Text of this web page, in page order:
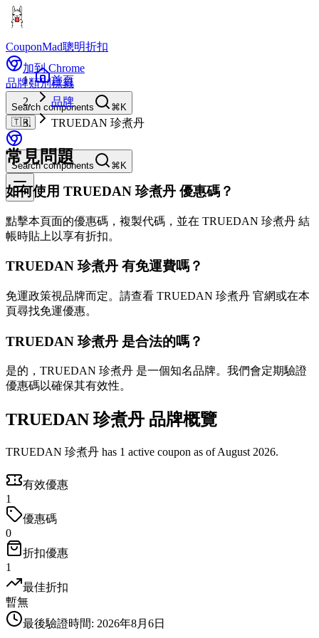
CouponMad聰明折扣
加到 Chrome
品牌類別標籤
Search components
⌘K
🇹🇼
Search components ⌘K
首頁
品牌
TRUEDAN 珍煮丹
常見問題
如何使用 TRUEDAN 珍煮丹 優惠碼？
點擊本頁面的優惠碼，複製代碼，並在 TRUEDAN 珍煮丹 結
帳時貼上以享有折扣。
TRUEDAN 珍煮丹 有免運費嗎？
免運政策視品牌而定。請查看 TRUEDAN 珍煮丹 官網或在本
頁尋找免運優惠。
TRUEDAN 珍煮丹 是合法的嗎？
是的，TRUEDAN 珍煮丹 是一個知名品牌。我們會定期驗證
優惠碼以確保其有效性。
TRUEDAN 珍煮丹 品牌概覽
TRUEDAN 珍煮丹 has 1 active coupon as of August 2026.
有效優惠
1
優惠碼
0
折扣優惠
1
最佳折扣
暫無
最後驗證時間: 2026年8月6日